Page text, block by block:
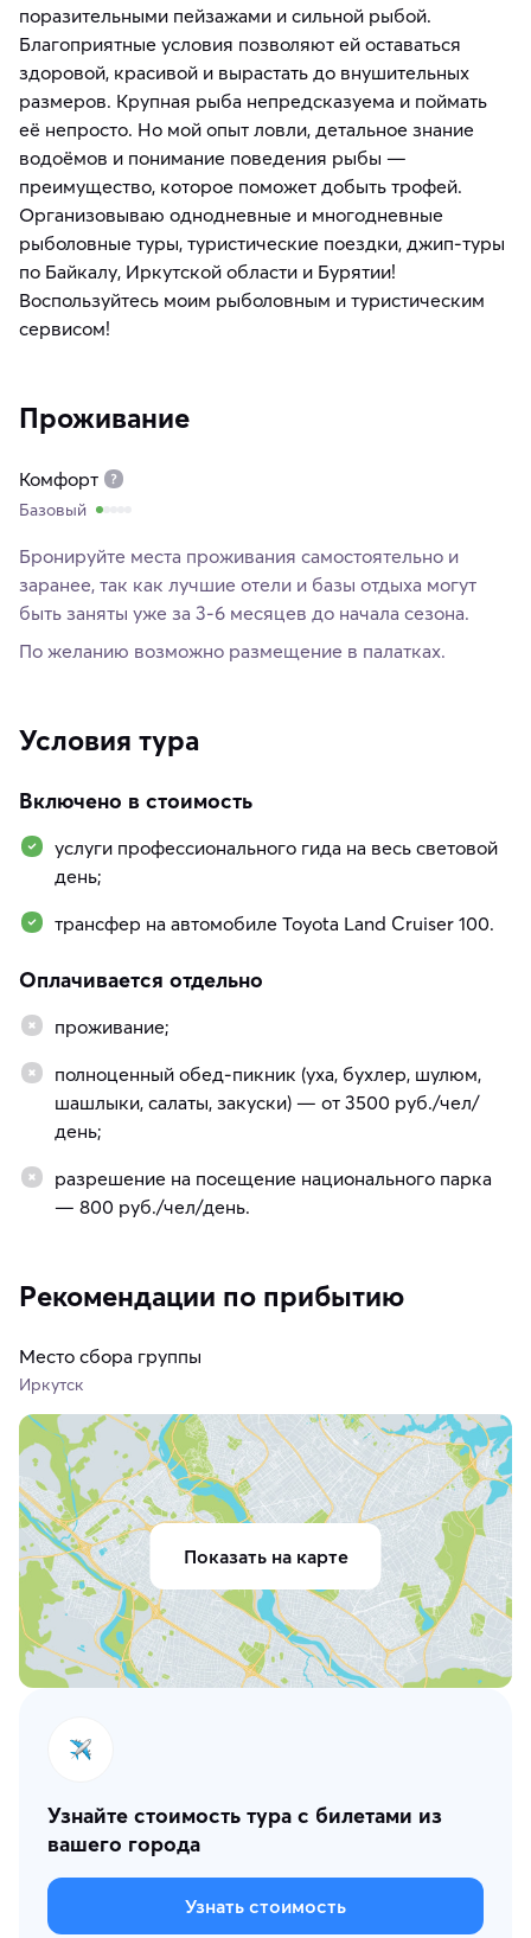
поразительными пейзажами и сильной рыбой.
Благоприятные условия позволяют ей оставаться
здоровой, красивой и вырастать до внушительных
размеров. Крупная рыба непредсказуема и поймать
её непросто. Но мой опыт ловли, детальное знание
водоёмов и понимание поведения рыбы —
преимущество, которое поможет добыть трофей.
Организовываю однодневные и многодневные
рыболовные туры, туристические поездки, джип-туры
по Байкалу, Иркутской области и Бурятии!
Воспользуйтесь моим рыболовным и туристическим
сервисом!
Проживание
Комфорт
Базовый
Бронируйте места проживания самостоятельно и
заранее, так как лучшие отели и базы отдыха могут
быть заняты уже за 3-6 месяцев до начала сезона.
По желанию возможно размещение в палатках.
Условия тура
Включено в стоимость
услуги профессионального гида на весь световой
день;
трансфер на автомобиле Toyota Land Cruiser 100.
Оплачивается отдельно
проживание;
полноценный обед-пикник (уха, бухлер, шулюм,
шашлыки, салаты, закуски) — от 3500 руб./чел/
день;
разрешение на посещение национального парка
— 800 руб./чел/день.
Рекомендации по прибытию
Место сбора группы
Иркутск
Показать на карте
Узнайте стоимость тура с билетами из
вашего города
Узнать стоимость